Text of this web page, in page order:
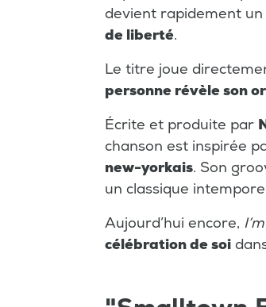
devient rapidement
de liberté.
Le titre joue
personne révèle son
Écrite et produite par
chanson est inspirée
new-yorkais. Son
un classique
Aujourd’hui encore,
célébration de soi